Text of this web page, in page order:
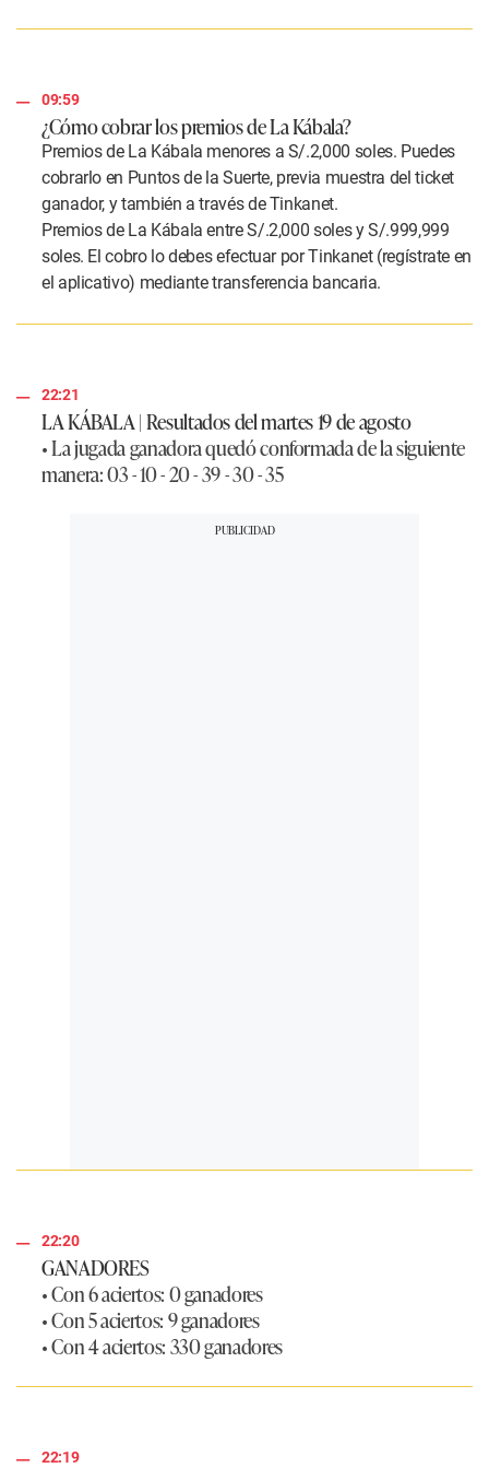
09:59
¿Cómo cobrar los premios de La Kábala?
Premios de La Kábala menores a S/.2,000 soles. Puedes
cobrarlo en Puntos de la Suerte, previa muestra del ticket
ganador, y también a través de Tinkanet.
Premios de La Kábala entre S/.2,000 soles y S/.999,999
soles. El cobro lo debes efectuar por Tinkanet (regístrate en
el aplicativo) mediante transferencia bancaria.
22:21
LA KÁBALA | Resultados del martes 19 de agosto
• La jugada ganadora quedó conformada de la siguiente
manera:03 - 10 - 20 - 39 - 30 - 35
22:20
GANADORES
• Con 6 aciertos: 0 ganadores
• Con 5 aciertos: 9 ganadores
• Con 4 aciertos: 330 ganadores
22:19